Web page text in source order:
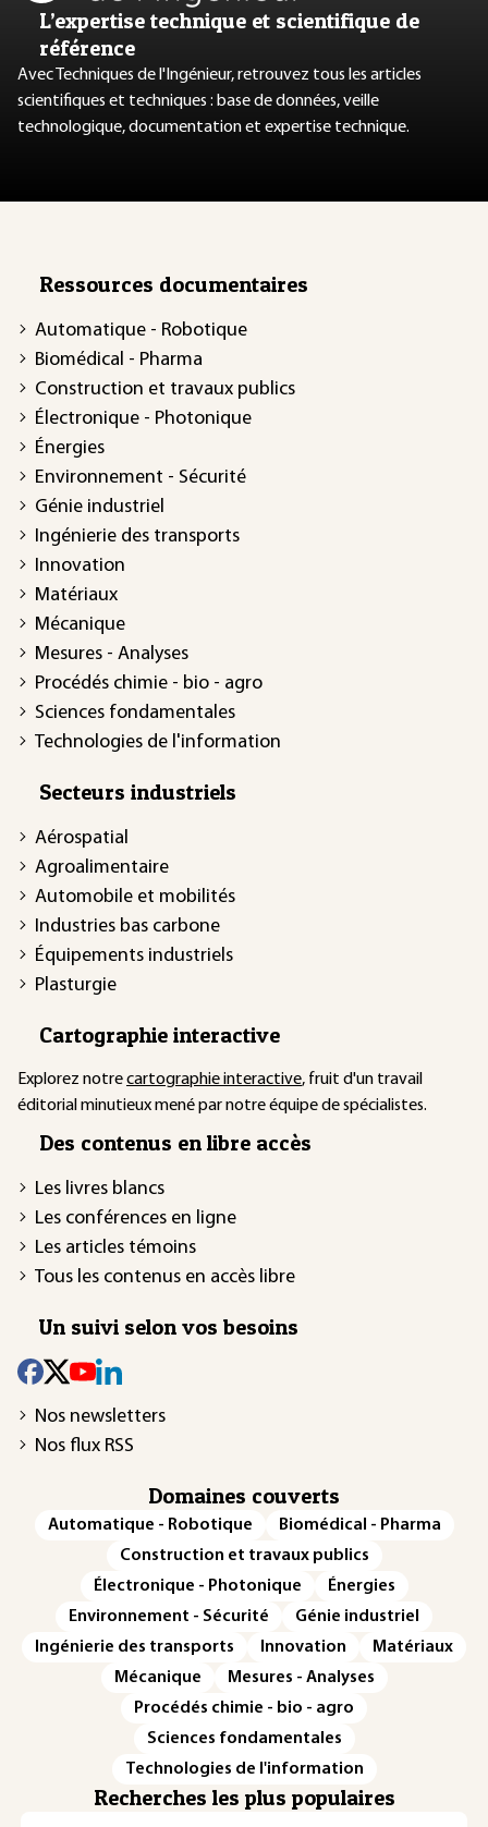
L’expertise technique et scientifique de
référence
Avec Techniques de l'Ingénieur, retrouvez tous les articles
scientifiques et techniques : base de données, veille
technologique, documentation et expertise technique.
Ressources documentaires
Automatique - Robotique
Biomédical - Pharma
Construction et travaux publics
Électronique - Photonique
Énergies
Environnement - Sécurité
Génie industriel
Ingénierie des transports
Innovation
Matériaux
Mécanique
Mesures - Analyses
Procédés chimie - bio - agro
Sciences fondamentales
Technologies de l'information
Secteurs industriels
Aérospatial
Agroalimentaire
Automobile et mobilités
Industries bas carbone
Équipements industriels
Plasturgie
Cartographie interactive
Explorez notrecartographie interactive, fruit d'un travail
éditorial minutieux mené par notre équipe de spécialistes.
Des contenus en libre accès
Les livres blancs
Les conférences en ligne
Les articles témoins
Tous les contenus en accès libre
Un suivi selon vos besoins
Nos newsletters
Nos flux RSS
Domaines couverts
Automatique - Robotique
Biomédical - Pharma
Construction et travaux publics
Électronique - Photonique
Énergies
Environnement - Sécurité
Génie industriel
Ingénierie des transports
Innovation
Matériaux
Mécanique
Mesures - Analyses
Procédés chimie - bio - agro
Sciences fondamentales
Technologies de l'information
Recherches les plus populaires